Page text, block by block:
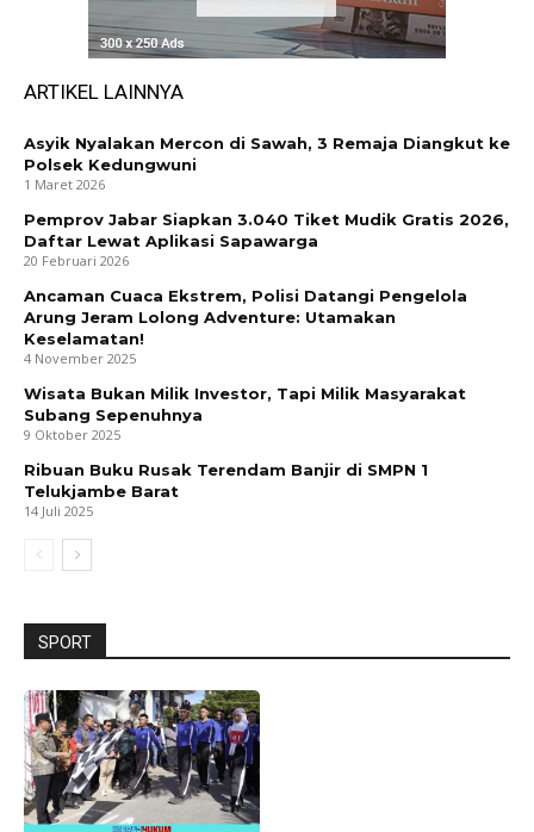
ARTIKEL LAINNYA
Asyik Nyalakan Mercon di Sawah, 3 Remaja Diangkut ke
Polsek Kedungwuni
1 Maret 2026
Pemprov Jabar Siapkan 3.040 Tiket Mudik Gratis 2026,
Daftar Lewat Aplikasi Sapawarga
20 Februari 2026
Ancaman Cuaca Ekstrem, Polisi Datangi Pengelola
Arung Jeram Lolong Adventure: Utamakan
Keselamatan!
4 November 2025
Wisata Bukan Milik Investor, Tapi Milik Masyarakat
Subang Sepenuhnya
9 Oktober 2025
Ribuan Buku Rusak Terendam Banjir di SMPN 1
Telukjambe Barat
14 Juli 2025
SPORT